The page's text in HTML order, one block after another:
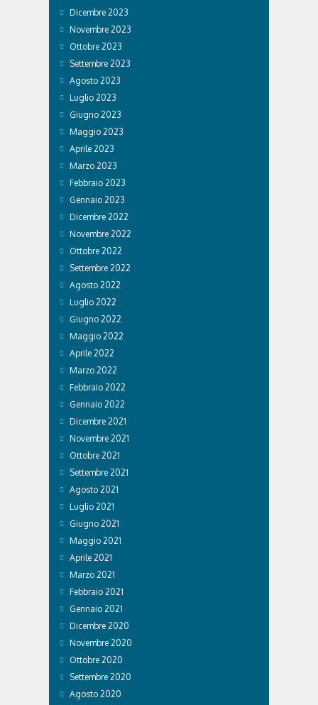
Dicembre 2023
Novembre 2023
Ottobre 2023
Settembre 2023
Agosto 2023
Luglio 2023
Giugno 2023
Maggio 2023
Aprile 2023
Marzo 2023
Febbraio 2023
Gennaio 2023
Dicembre 2022
Novembre 2022
Ottobre 2022
Settembre 2022
Agosto 2022
Luglio 2022
Giugno 2022
Maggio 2022
Aprile 2022
Marzo 2022
Febbraio 2022
Gennaio 2022
Dicembre 2021
Novembre 2021
Ottobre 2021
Settembre 2021
Agosto 2021
Luglio 2021
Giugno 2021
Maggio 2021
Aprile 2021
Marzo 2021
Febbraio 2021
Gennaio 2021
Dicembre 2020
Novembre 2020
Ottobre 2020
Settembre 2020
Agosto 2020